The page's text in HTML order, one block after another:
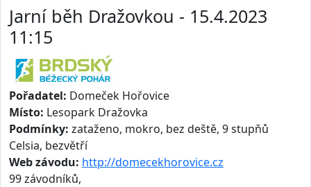
Jarní běh Dražovkou - 15.4.2023
11:15
Pořadatel: Domeček Hořovice
Místo: Lesopark Dražovka
Podmínky: zataženo, mokro, bez deště, 9 stupňů
Celsia, bezvětří
Web závodu: http://domecekhorovice.cz
99 závodníků,